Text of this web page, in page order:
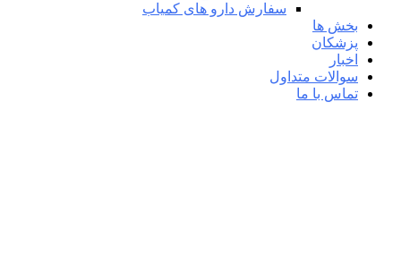
سفارش دارو های کمیاب
بخش ها
پزشکان
اخبار
سوالات متداول
تماس با ما